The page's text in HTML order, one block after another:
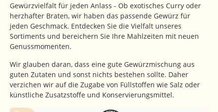
Gewürzvielfalt für jeden Anlass - Ob exotisches Curry oder
herzhafter Braten, wir haben das passende Gewürz für
jeden Geschmack. Entdecken Sie die Vielfalt unseres
Sortiments und bereichern Sie Ihre Mahlzeiten mit neuen
Genussmomenten.
Wir glauben daran, dass eine gute Gewürzmischung aus
guten Zutaten und sonst nichts bestehen sollte. Daher
verzichen wir auf die Zugabe von Füllstoffen wie Salz oder
künstliche Zusatzstoffe und Konservierungsmittel.